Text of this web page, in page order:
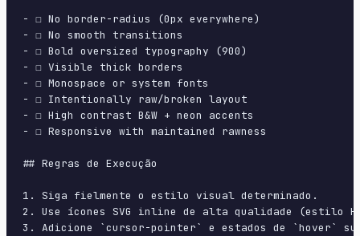
- ☐ No border-radius (0px everywhere)
- ☐ No smooth transitions
- ☐ Bold oversized typography (900)
- ☐ Visible thick borders
- ☐ Monospace or system fonts
- ☐ Intentionally raw/broken layout
- ☐ High contrast B&W + neon accents
- ☐ Responsive with maintained rawness
## Regras de Execução
1. Siga fielmente o estilo visual determinado.
2. Use ícones SVG inline de alta qualidade (estilo
3. Adicione `cursor-pointer` e estados de `hover`